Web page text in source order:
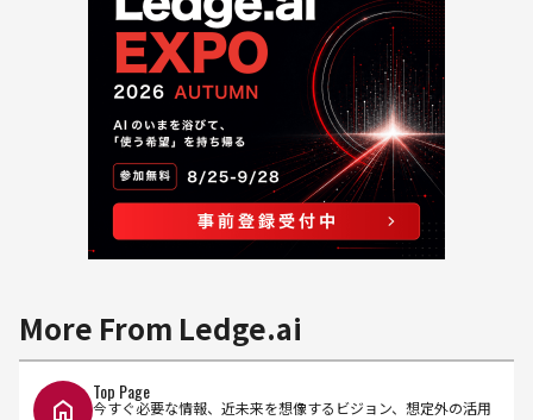
More From Ledge.ai
Top Page
今すぐ必要な情報、近未来を想像するビジョン、想定外の活用